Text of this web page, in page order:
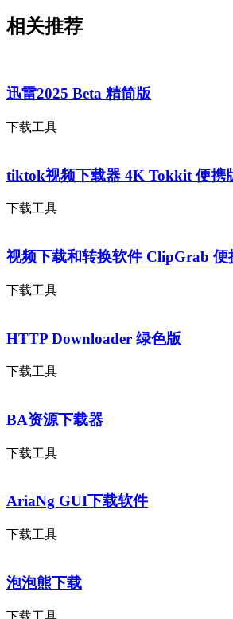
相关推荐
迅雷2025 Beta 精简版
下载工具
tiktok视频下载器 4K Tokkit 便携
下载工具
视频下载和转换软件 ClipGrab 便
下载工具
HTTP Downloader 绿色版
下载工具
BA资源下载器
下载工具
AriaNg GUI下载软件
下载工具
泡泡熊下载
下载工具